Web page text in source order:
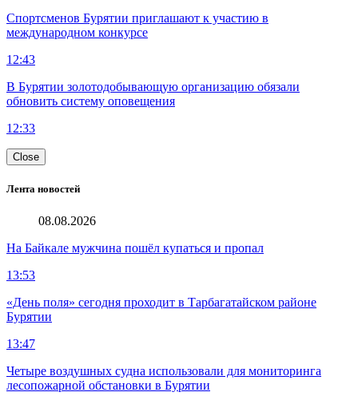
Спортсменов Бурятии приглашают к участию в
международном конкурсе
12:43
В Бурятии золотодобывающую организацию обязали
обновить систему оповещения
12:33
Close
Лента новостей
08.08.2026
На Байкале мужчина пошёл купаться и пропал
13:53
«День поля» сегодня проходит в Тарбагатайском районе
Бурятии
13:47
Четыре воздушных судна использовали для мониторинга
лесопожарной обстановки в Бурятии